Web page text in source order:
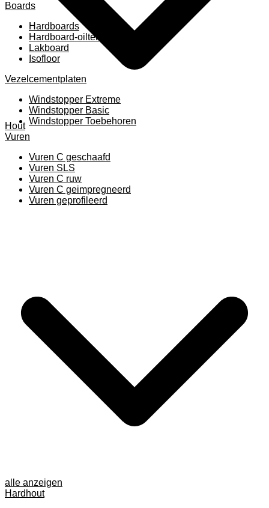
Boards
Hardboards
Hardboard-oiltemperated
Lakboard
Isofloor
Vezelcementplaten
Windstopper Extreme
Windstopper Basic
Windstopper Toebehoren
Hout
Vuren
Vuren C geschaafd
Vuren SLS
Vuren C ruw
Vuren C geimpregneerd
Vuren geprofileerd
alle anzeigen
Hardhout